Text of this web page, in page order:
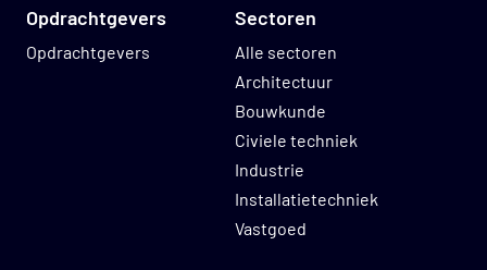
Sectoren
Alle sectoren
Architectuur
Bouwkunde
Civiele techniek
Industrie
Installatietechniek
Vastgoed
Opdrachtgevers
Opdrachtgevers